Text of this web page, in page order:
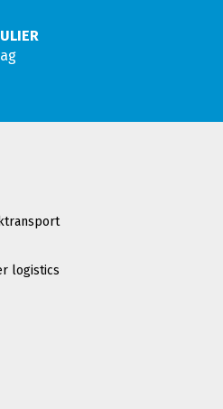
logistics